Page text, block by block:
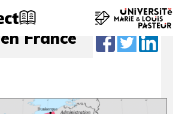
de la « zone
France